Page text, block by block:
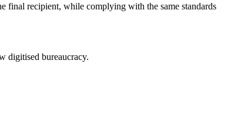
final recipient, while complying with the same standards
digitised bureaucracy.